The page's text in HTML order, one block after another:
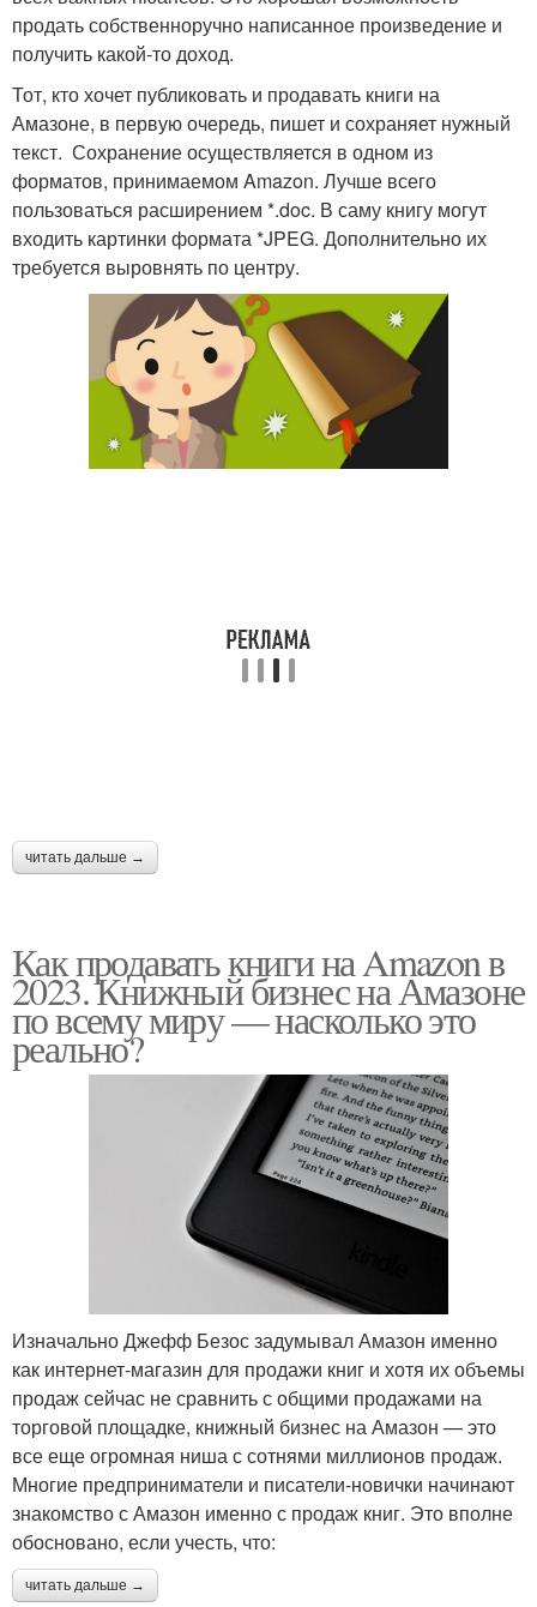
продать собственноручно написанное произведение и
получить какой-то доход.
Тот, кто хочет публиковать и продавать книги на
Амазоне, в первую очередь, пишет и сохраняет нужный
текст. Сохранение осуществляется в одном из
форматов, принимаемом Amazon. Лучше всего
пользоваться расширением *.doc. В саму книгу могут
входить картинки формата *JPEG. Дополнительно их
требуется выровнять по центру.
читать дальше →
Как продавать книги на Amazon в
2023. Книжный бизнес на Амазоне
по всему миру — насколько это
реально?
Изначально Джефф Безос задумывал Амазон именно
как интернет-магазин для продажи книг и хотя их объемы
продаж сейчас не сравнить с общими продажами на
торговой площадке, книжный бизнес на Амазон — это
все еще огромная ниша с сотнями миллионов продаж.
Многие предприниматели и писатели-новички начинают
знакомство с Амазон именно с продаж книг. Это вполне
обосновано, если учесть, что:
читать дальше →